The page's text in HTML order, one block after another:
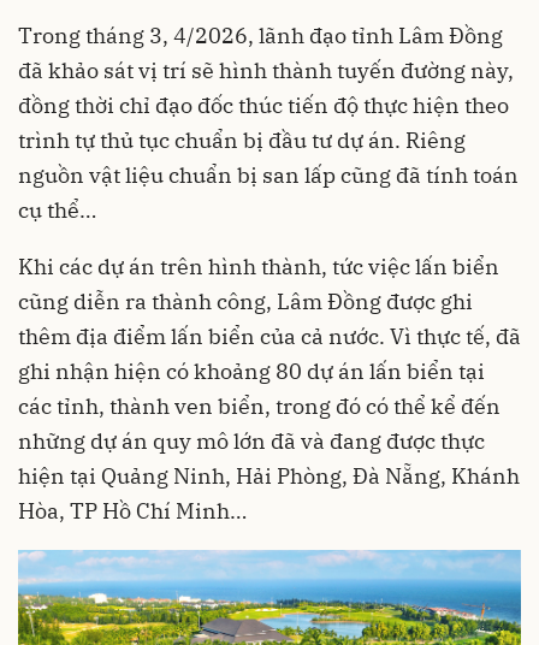
Trong tháng 3, 4/2026, lãnh đạo tỉnh Lâm Đồng
đã khảo sát vị trí sẽ hình thành tuyến đường này,
đồng thời chỉ đạo đốc thúc tiến độ thực hiện theo
trình tự thủ tục chuẩn bị đầu tư dự án. Riêng
nguồn vật liệu chuẩn bị san lấp cũng đã tính toán
cụ thể…
Khi các dự án trên hình thành, tức việc lấn biển
cũng diễn ra thành công, Lâm Đồng được ghi
thêm địa điểm lấn biển của cả nước. Vì thực tế, đã
ghi nhận hiện có khoảng 80 dự án lấn biển tại
các tỉnh, thành ven biển, trong đó có thể kể đến
những dự án quy mô lớn đã và đang được thực
hiện tại Quảng Ninh, Hải Phòng, Đà Nẵng, Khánh
Hòa, TP Hồ Chí Minh…